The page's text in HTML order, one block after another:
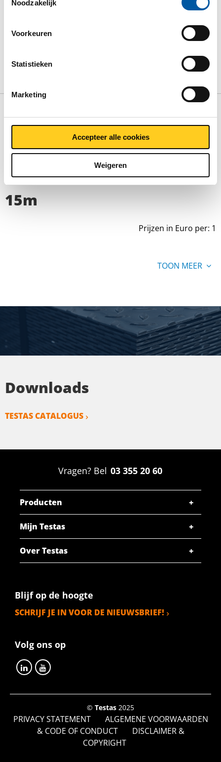
Noodzakelijk
Voorkeuren
Statistieken
Marketing
Accepteer alle cookies
Weigeren
PRODUCT
BRUTO PRIJSLIJST
Bruto prijslijst: Koperen
koelleiding Cu-DHP/R220
zacht afgestopt op rol a
15m
Prijzen in Euro per: 1
TOON MEER
Downloads
TESTAS CATALOGUS
Vragen? Bel 03 355 20 60
Producten
Mijn Testas
Over Testas
Blijf op de hoogte
SCHRIJF JE IN VOOR DE NIEUWSBRIEF!
Volg ons op
© Testas 2025
PRIVACY STATEMENT
ALGEMENE VOORWAARDEN
& CODE OF CONDUCT
DISCLAIMER &
COPYRIGHT